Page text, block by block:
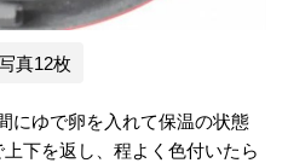
真12枚
にゆで卵を入れて保温の状態
下を返し、程よく色付いたら